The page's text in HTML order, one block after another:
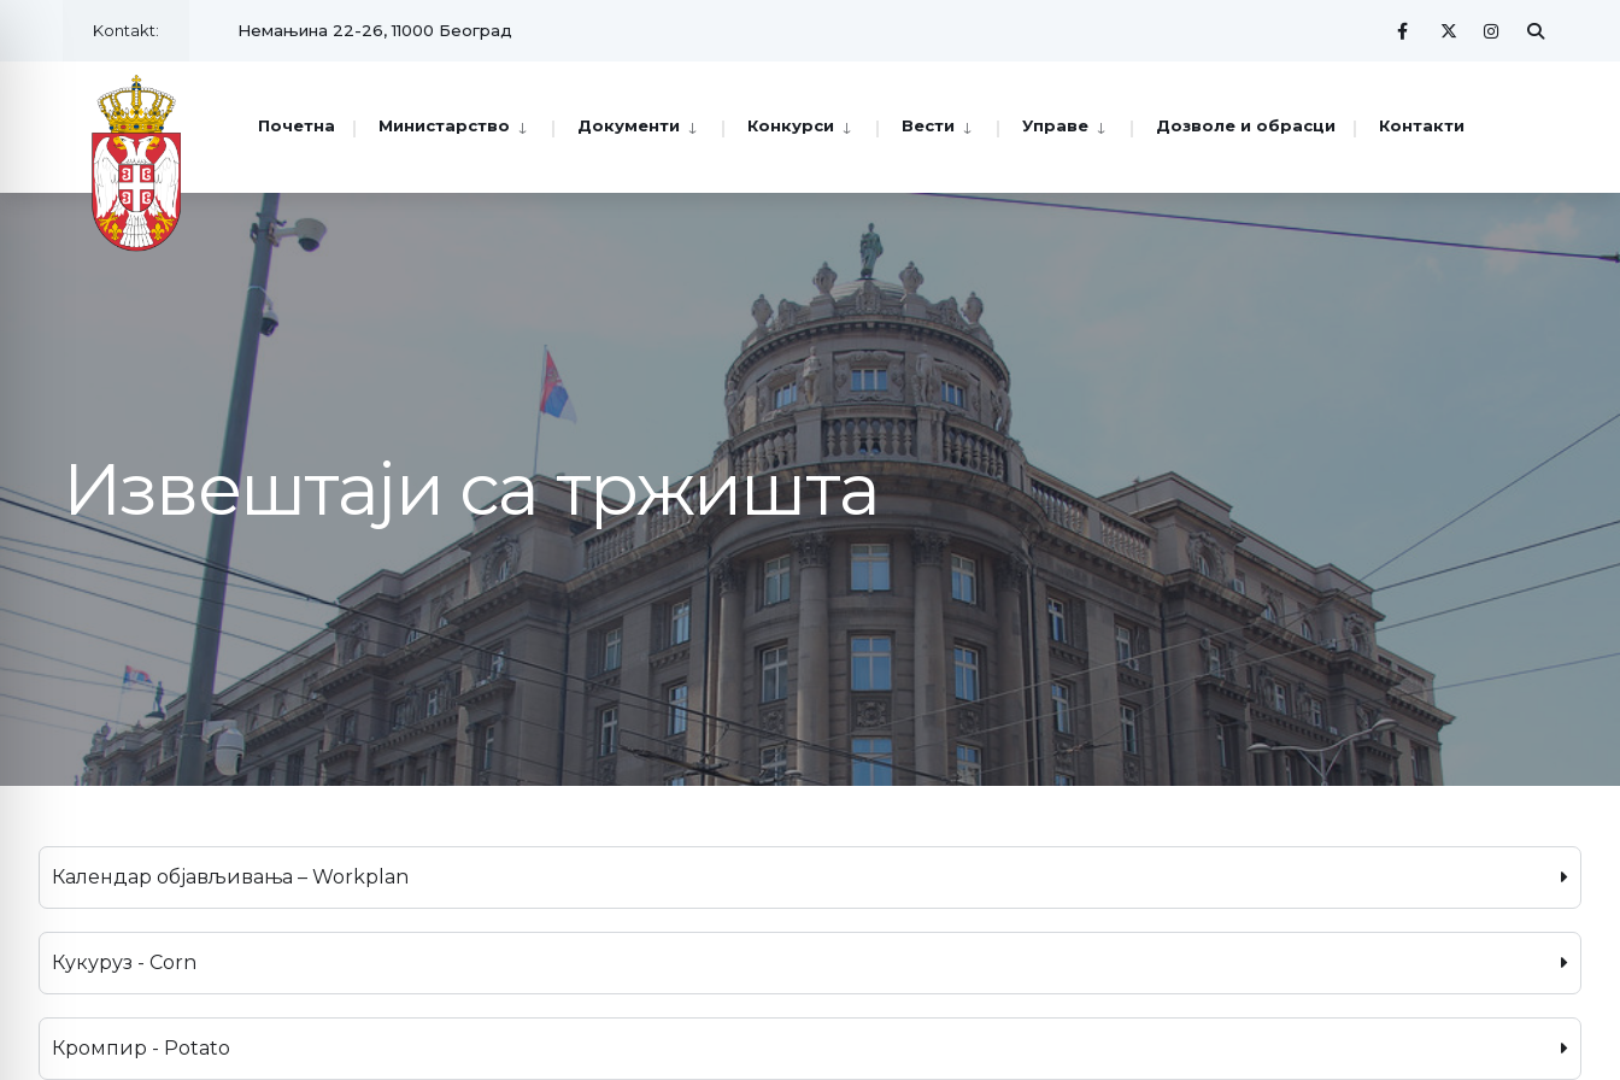
Kontakt: Немањина 22-26, 11000 Београд
Почетна Министарство Документи Конкурси Вести Управе Дозволе и обрасци Контакти
Извештаји са тржишта
Календар објављивања – Workplan
Кукуруз - Corn
Кромпир - Potato